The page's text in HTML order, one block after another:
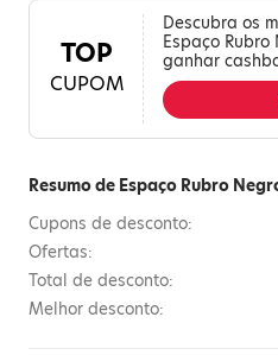
TOP
CUPOM
Descubra os
Espaço
ganhar
Resumo de Espaço Rubro
Cupons de desconto:
Ofertas:
Total de desconto:
Melhor desconto: